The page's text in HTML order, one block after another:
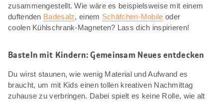
zusammengestellt. Wie wäre es beispielsweise mit einem
duftenden Badesalz, einem Schäfchen-Mobile oder
coolen Kühlschrank-Magneten? Lass dich inspirieren!
Basteln mit Kindern: Gemeinsam Neues entdecken
Du wirst staunen, wie wenig Material und Aufwand es
braucht, um mit Kids einen tollen kreativen Nachmittag
zuhause zu verbringen. Dabei spielt es keine Rolle, wie alt